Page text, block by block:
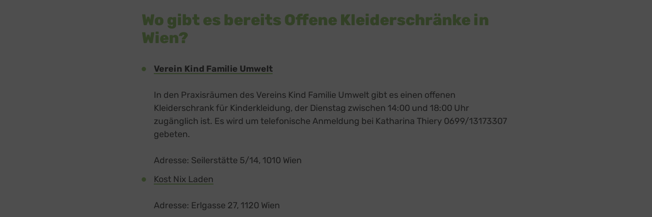
Wo gibt es bereits Offene Kleiderschränke in
Wien?
Verein Kind Familie Umwelt
In den Praxisräumen des Vereins Kind Familie Umwelt gibt es einen offenen
Kleiderschrank für Kinderkleidung, der Dienstag zwischen 14:00 und 18:00 Uhr
zugänglich ist. Es wird um telefonische Anmeldung bei Katharina Thiery 0699/13173307
gebeten.
Adresse: Seilerstätte 5/14, 1010 Wien
Kost Nix Laden
Adresse: Erlgasse 27, 1120 Wien